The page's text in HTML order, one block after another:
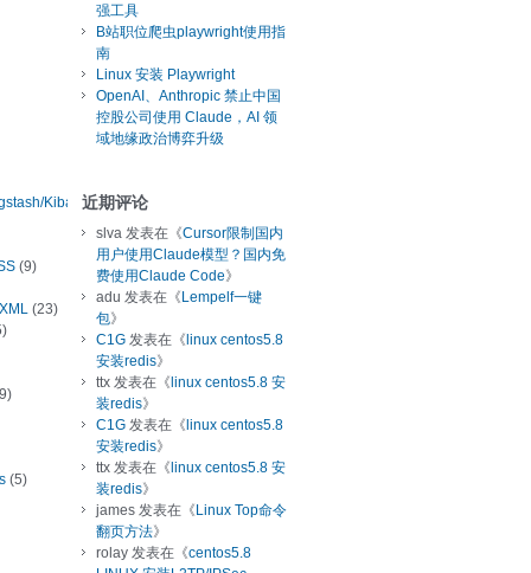
Kibana
(9)
(23)
(5)
强工具
B站职位爬虫playwright使用指
南
Linux 安装 Playwright
OpenAI、Anthropic 禁止中国
控股公司使用 Claude，AI 领
域地缘政治博弈升级
近期评论
slva 发表在《Cursor限制国内
用户使用Claude模型？国内免
费使用Claude Code》
adu 发表在《 Lempelf一键
包》
C1G 发表在《 linux centos5.8
安装redis》
ttx 发表在《 linux centos5.8 安
装redis》
C1G 发表在《 linux centos5.8
安装redis》
ttx 发表在《 linux centos5.8 安
装redis》
james 发表在《 Linux Top命令
翻页方法》
rolay 发表在《centos5.8